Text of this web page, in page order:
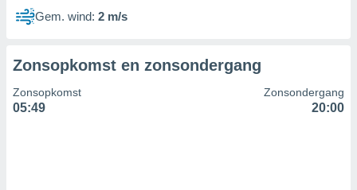
Gem. wind: 2 m/s
Zonsopkomst en zonsondergang
Zonsopkomst
05:49
Zonsondergang
20:00